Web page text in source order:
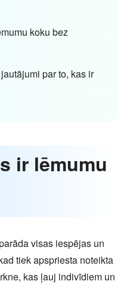
koku bez
par to, kas ir
ir lēmumu
visas iespējas un
tiek apspriesta noteikta
kas ļauj indivīdiem un